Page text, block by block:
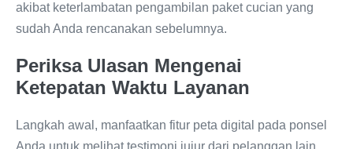
akibat keterlambatan pengambilan paket cucian yang
sudah Anda rencanakan sebelumnya.
Periksa Ulasan Mengenai
Ketepatan Waktu Layanan
Langkah awal, manfaatkan fitur peta digital pada ponsel